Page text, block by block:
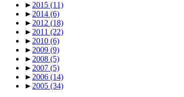
► 2015 (11)
► 2014 (6)
► 2012 (18)
► 2011 (22)
► 2010 (6)
► 2009 (9)
► 2008 (5)
► 2007 (5)
► 2006 (14)
► 2005 (34)